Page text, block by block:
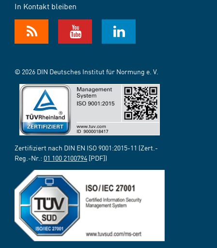
In Kontakt bleiben
© 2026 DIN Deutsches Institut für Normung e. V.
Zertifiziert nach DIN EN ISO 9001:2015-11 (Zert.-
Reg.-Nr.: 01 100 2100794 [PDF])